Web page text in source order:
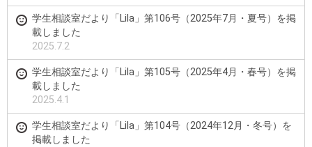
学生相談室だより「Lila」第106号（2025年7月・夏号）を掲
載しました
2025.7.2
学生相談室だより「Lila」第105号（2025年4月・春号）を掲
載しました
2025.4.1
学生相談室だより「Lila」第104号（2024年12月・冬号）を
掲載しました